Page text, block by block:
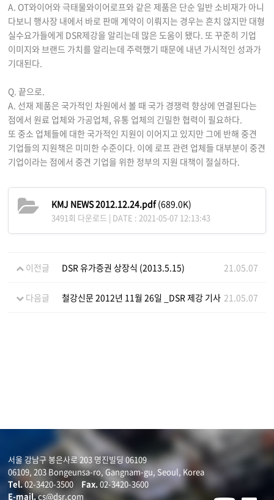
A. OT와이어와 극태물와이어로프와 같은 제품은 단순 일반 소비재가 아니
다보니 행사장 내에서 바로 판매 계약이 이뤄지는 경우는 흔치 않지만 대형
실수요가들에게 DSR제강을 알리는데 많은 도움이 됐다. 또 꾸준히 기업
이미지와 브랜드 가치를 알리는데 주력했기 때문에 내년 가시적인 성과가
기대된다.
Q. 끝으로.
A. 선재 제품은 국가적인 차원에서 볼 때 국가 경쟁력 향상에 연결된다는
점에서 원료 업체와 가공업체, 유통 업체의 긴밀한 협력이 필요하다.
또 중소 업체들에 대한 국가적인 지원이 이어지고 있지만 그에 반해 중견
기업들의 지원책은 미미한 수준이다. 이에 로프 관련 업체들 대부분이 중견
기업이라는 점에서 중견 기업을 위한 정부의 지원 대책이 절실하다.
KMJ NEWS 2012.12.24.pdf(689.0K)
3491회 다운로드 | DATE : 2021-05-07 12:13:43
이전글 DSR 유가증권 상장식 (2013.5.15) 21.05.07
다음글 철강신문 2012년 11월 26일 _DSR 제강 기사 21.05.07
서울 강남구 봉은사로 203 명진빌딩 06109
06109, 203 Bongeunsa-ro, Gangnam-gu, Seoul, Korea
Tel.02-3420-3500 Fax.02-3420-3600
E-mail.cs@dsr.com